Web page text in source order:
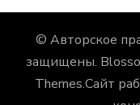
© Авторское
защищены.
Themes.Сайт